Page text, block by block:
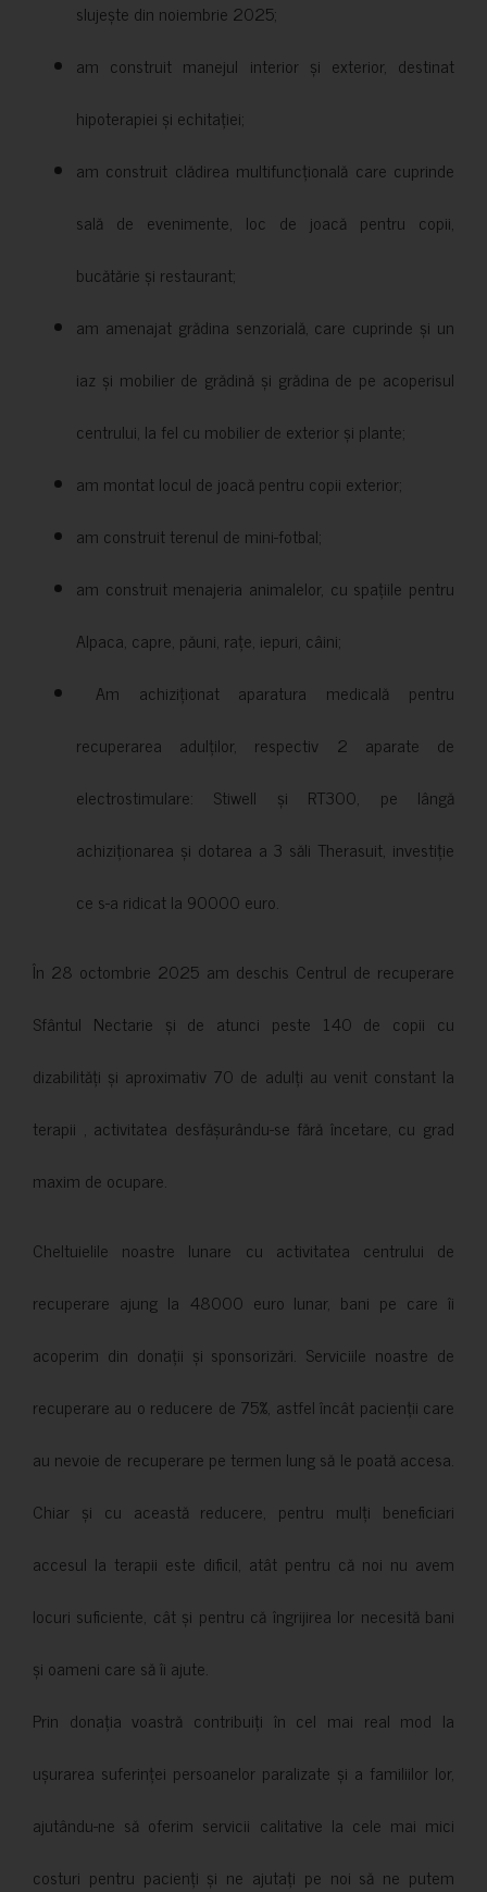
slujește din noiembrie 2025;
am construit manejul interior și exterior, destinat
hipoterapiei și echitației;
am construit clădirea multifuncțională care cuprinde
sală de evenimente, loc de joacă pentru copii,
bucătărie și restaurant;
am amenajat grădina senzorială, care cuprinde și un
iaz și mobilier de grădină și grădina de pe acoperisul
centrului, la fel cu mobilier de exterior și plante;
am montat locul de joacă pentru copii exterior;
am construit terenul de mini-fotbal;
am construit menajeria animalelor, cu spațiile pentru
Alpaca, capre, păuni, rațe, iepuri, câini;
Am achiziționat aparatura medicală pentru
recuperarea adulților, respectiv 2 aparate de
electrostimulare: Stiwell și RT300, pe lângă
achiziționarea și dotarea a 3 săli Therasuit, investiție
ce s-a ridicat la 90000 euro.
În 28 octombrie 2025 am deschis Centrul de recuperare
Sfântul Nectarie și de atunci peste 140 de copii cu
dizabilități și aproximativ 70 de adulți au venit constant la
terapii , activitatea desfășurându-se fără încetare, cu grad
maxim de ocupare.
Cheltuielile noastre lunare cu activitatea centrului de
recuperare ajung la 48000 euro lunar, bani pe care îi
acoperim din donații și sponsorizări. Serviciile noastre de
recuperare au o reducere de 75%, astfel încât pacienții care
au nevoie de recuperare pe termen lung să le poată accesa.
Chiar și cu această reducere, pentru mulți beneficiari
accesul la terapii este dificil, atât pentru că noi nu avem
locuri suficiente, cât și pentru că îngrijirea lor necesită bani
și oameni care să îi ajute.
Prin donația voastră contribuiți în cel mai real mod la
ușurarea suferinței persoanelor paralizate și a familiilor lor,
ajutându-ne să oferim servicii calitative la cele mai mici
costuri pentru pacienți și ne ajutați pe noi să ne putem